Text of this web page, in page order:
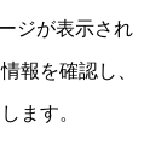
ジが表示され
報を確認し、
ます。